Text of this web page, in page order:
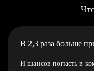
В 2,3 раза больше
И шансов попасть в